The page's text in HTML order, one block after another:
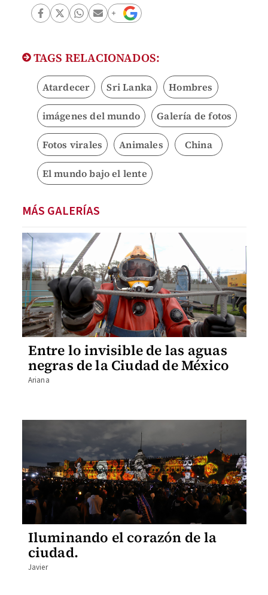
TAGS RELACIONADOS:
Atardecer Sri Lanka Hombres
imágenes del mundo Galería de fotos
Fotos virales Animales China
El mundo bajo el lente
MÁS GALERÍAS
Entre lo invisible de las aguas
negras de la Ciudad de México
Ariana
Iluminando el corazón de la
ciudad.
Javier